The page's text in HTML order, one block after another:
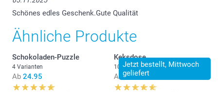
Schönes edles Geschenk.Gute Qualität
Ähnliche Produkte
Schokoladen-Puzzle
4 Varianten
Ab 24.95
Jetzt bestellt, Mittwoch
geliefert
Keksdose
10 Varianten
Ab 24.95